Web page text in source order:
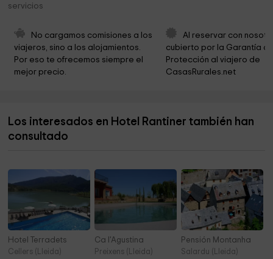
Sant Quirc de Durro
Ayuntamiento de la Vall de Boí
Ayuntamiento de la Vall de Boí
Sant Feliu de Barruera 4,5 km
Humedal del Salencar 5,3 km
servicios
No cargamos comisiones a los
viajeros, sino a los alojamientos.
Por eso te ofrecemos siempre el
mejor precio.
Al reservar con
cubierto por la Garantía
Protección al viajero de
CasasRurales.net
Los interesados en Hotel Rantiner también han
consultado
Hotel Terradets
Cellers (Lleida)
Ca l'Agustina
Preixens (Lleida)
Pensión Montanha
Salardu (Lleida)